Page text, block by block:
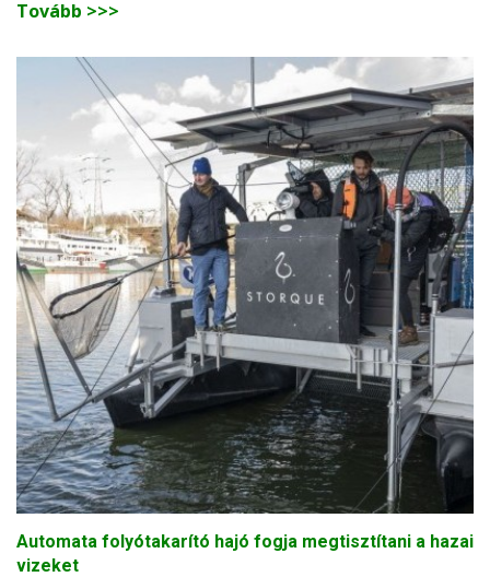
Tovább >>>
Automata folyótakarító hajó fogja megtisztítani a hazai
vizeket